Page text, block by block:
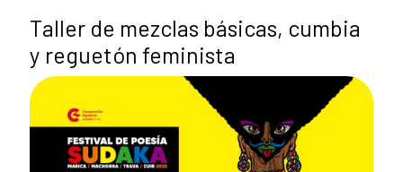
Taller de mezclas básicas, cumbia
y reguetón feminista